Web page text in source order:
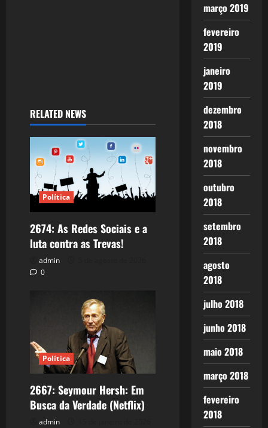
RELATED NEWS
Política
2674: As Redes Sociais e a
luta contra as Trevas!
admin
0
Política
2667: Seymour Hersh: Em
Busca da Verdade (Netflix)
admin
março 2019
fevereiro
2019
janeiro
2019
dezembro
2018
novembro
2018
outubro
2018
setembro
2018
agosto
2018
julho 2018
junho 2018
maio 2018
março 2018
fevereiro
2018